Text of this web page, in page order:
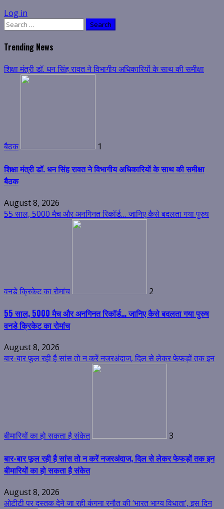
Log in
Search
Trending News
शिक्षा मंत्री डॉ. धन सिंह रावत ने विभागीय अधिकारियों के साथ की समीक्षा
बैठक 1
शिक्षा मंत्री डॉ. धन सिंह रावत ने विभागीय अधिकारियों के साथ की समीक्षा
बैठक
August 8, 2026
55 साल, 5000 मैच और अनगिनत रिकॉर्ड… जानिए कैसे बदलता गया पुरुष
वनडे क्रिकेट का रोमांच 2
55 साल, 5000 मैच और अनगिनत रिकॉर्ड… जानिए कैसे बदलता गया पुरुष
वनडे क्रिकेट का रोमांच
August 8, 2026
बार-बार फूल रही है सांस तो न करें नजरअंदाज, दिल से लेकर फेफड़ों तक इन
बीमारियों का हो सकता है संकेत 3
बार-बार फूल रही है सांस तो न करें नजरअंदाज, दिल से लेकर फेफड़ों तक इन
बीमारियों का हो सकता है संकेत
August 8, 2026
ओटीटी पर दस्तक देने जा रही कंगना रनौत की ‘भारत भाग्य विधाता’, इस दिन